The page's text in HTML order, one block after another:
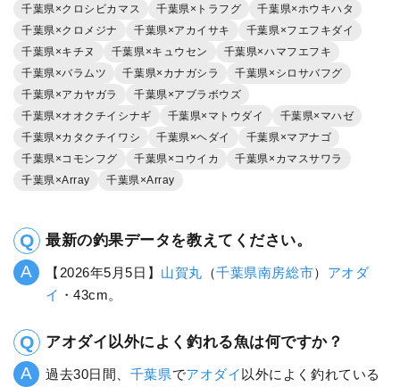
千葉県×クロシビカマス
千葉県×トラフグ
千葉県×ホウキハタ
千葉県×クロメジナ
千葉県×アカイサキ
千葉県×フエフキダイ
千葉県×キチヌ
千葉県×キュウセン
千葉県×ハマフエフキ
千葉県×バラムツ
千葉県×カナガシラ
千葉県×シロサバフグ
千葉県×アカヤガラ
千葉県×アブラボウズ
千葉県×オオクチイシナギ
千葉県×マトウダイ
千葉県×マハゼ
千葉県×カタクチイワシ
千葉県×ヘダイ
千葉県×マアナゴ
千葉県×コモンフグ
千葉県×コウイカ
千葉県×カマスサワラ
千葉県×Array
千葉県×Array
最新の釣果データを教えてください。
【2026年5月5日】 山賀丸 （千葉県南房総市） アオダ
イ ・43cm。
アオダイ以外によく釣れる魚は何ですか？
過去30日間、 千葉県でアオダイ 以外によく釣れている